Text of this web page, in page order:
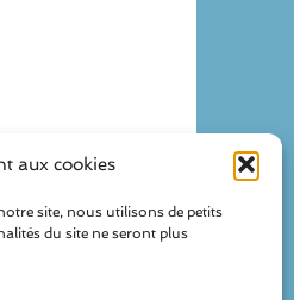
aux cookies
site, nous utilisons de petits
du site ne seront plus